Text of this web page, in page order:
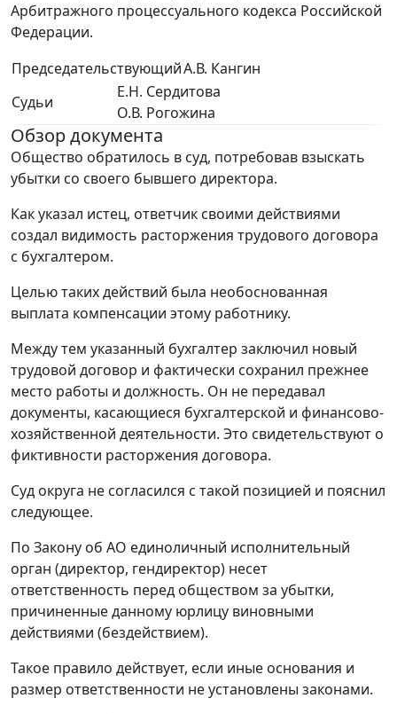
Арбитражного процессуального кодекса Российской
Федерации.
ПредседательствующийА.В. Кангин
Судьи
Е.Н. Сердитова
О.В. Рогожина
Обзор документа
Общество обратилось в суд, потребовав взыскать
убытки со своего бывшего директора.
Как указал истец, ответчик своими действиями
создал видимость расторжения трудового договора
с бухгалтером.
Целью таких действий была необоснованная
выплата компенсации этому работнику.
Между тем указанный бухгалтер заключил новый
трудовой договор и фактически сохранил прежнее
место работы и должность. Он не передавал
документы, касающиеся бухгалтерской и финансово-
хозяйственной деятельности. Это свидетельствуют о
фиктивности расторжения договора.
Суд округа не согласился с такой позицией и пояснил
следующее.
По Закону об АО единоличный исполнительный
орган (директор, гендиректор) несет
ответственность перед обществом за убытки,
причиненные данному юрлицу виновными
действиями (бездействием).
Такое правило действует, если иные основания и
размер ответственности не установлены законами.